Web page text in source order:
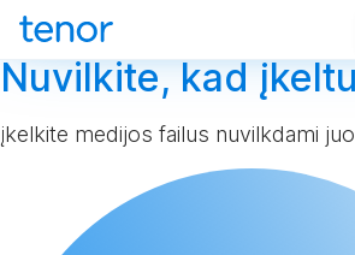
Nuvilkite, kad
įkelkite medijos failus nuvilkdami